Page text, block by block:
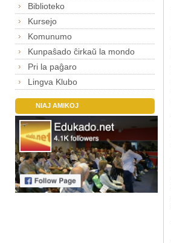
Biblioteko
Kursejo
Komunumo
Kunpaŝado ĉirkaŭ la mondo
Pri la paĝaro
Lingva Klubo
NIAJ AMIKOJ